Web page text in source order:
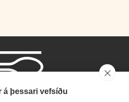
á þessari vefsíðu